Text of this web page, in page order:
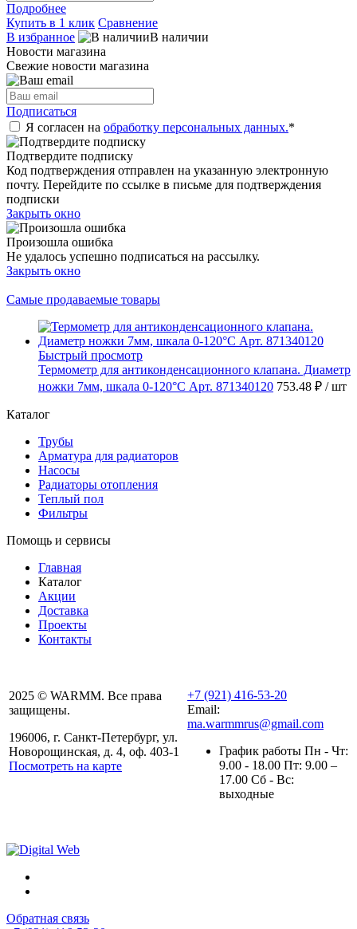
Подробнее
Купить в 1 клик Сравнение
В избранное
В наличии
Новости магазина
Свежие новости магазина
Подписаться
Я согласен на обработку персональных данных.*
Подтвердите подписку
Код подтверждения отправлен на указанную электронную
почту. Перейдите по ссылке в письме для подтверждения
подписки
Закрыть окно
Произошла ошибка
Не удалось успешно подписаться на рассылку.
Закрыть окно
Самые продаваемые товары
Быстрый просмотр
Термометр для антиконденсационного клапана. Диаметр
ножки 7мм, шкала 0-120°C Арт. 871340120 753.48 ₽ / шт
Каталог
Трубы
Арматура для радиаторов
Насосы
Радиаторы отопления
Теплый пол
Фильтры
Помощь и сервисы
Главная
Каталог
Акции
Доставка
Проекты
Контакты
2025 © WARMM. Все права
защищены.
196006, г. Санкт-Петербург, ул.
Новорощинская, д. 4, оф. 403-1
Посмотреть на карте
+7 (921) 416-53-20
Email:
ma.warmmrus@gmail.com
График работы Пн - Чт:
9.00 - 18.00 Пт: 9.00 –
17.00 Сб - Вс:
выходные
Обратная связь